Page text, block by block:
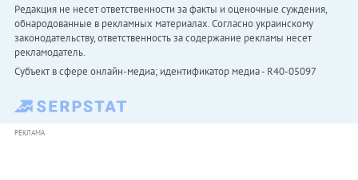
Редакция не несет ответственности за факты и оценочные суждения,
обнародованные в рекламных материалах. Согласно украинскому
законодательству, ответственность за содержание рекламы несет
рекламодатель.
Субъект в сфере онлайн-медиа; идентификатор медиа - R40-05097
РЕКЛАМА